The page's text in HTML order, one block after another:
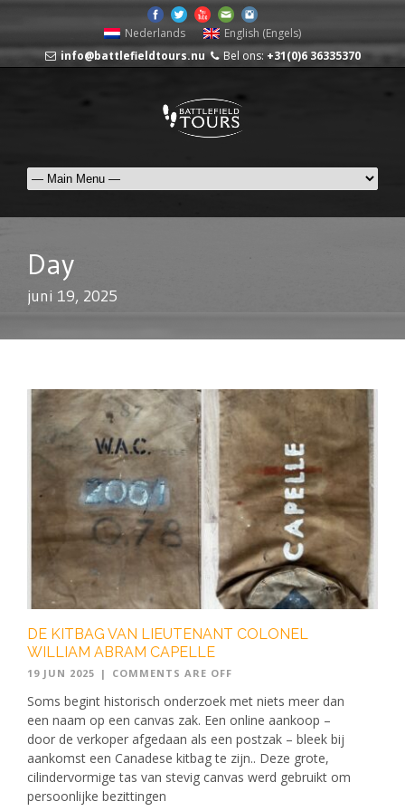
Nederlands English (Engels)
info@battlefieldtours.nu
Bel ons: +31(0)6 36335370
Day
juni 19, 2025
DE KITBAG VAN LIEUTENANT COLONEL
WILLIAM ABRAM CAPELLE
19 JUN 2025 | COMMENTS ARE OFF
Soms begint historisch onderzoek met niets meer dan
een naam op een canvas zak. Een online aankoop –
door de verkoper afgedaan als een postzak – bleek bij
aankomst een Canadese kitbag te zijn.. Deze grote,
cilindervormige tas van stevig canvas werd gebruikt om
persoonlijke bezittingen